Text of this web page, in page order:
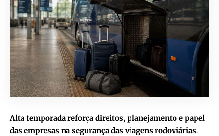
Alta temporada reforça direitos, planejamento e papel
das empresas na segurança das viagens rodoviárias.